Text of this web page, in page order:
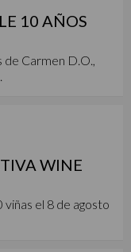
10 AÑOS
Carmen D.O.,
WINE
el 8 de agosto